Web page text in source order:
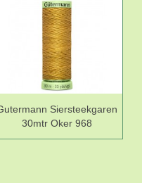
Siersteekgaren
30mtr Oker 968